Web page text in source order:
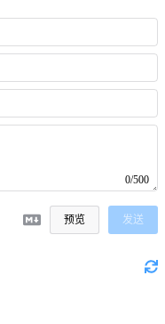
0/500
预览 发送